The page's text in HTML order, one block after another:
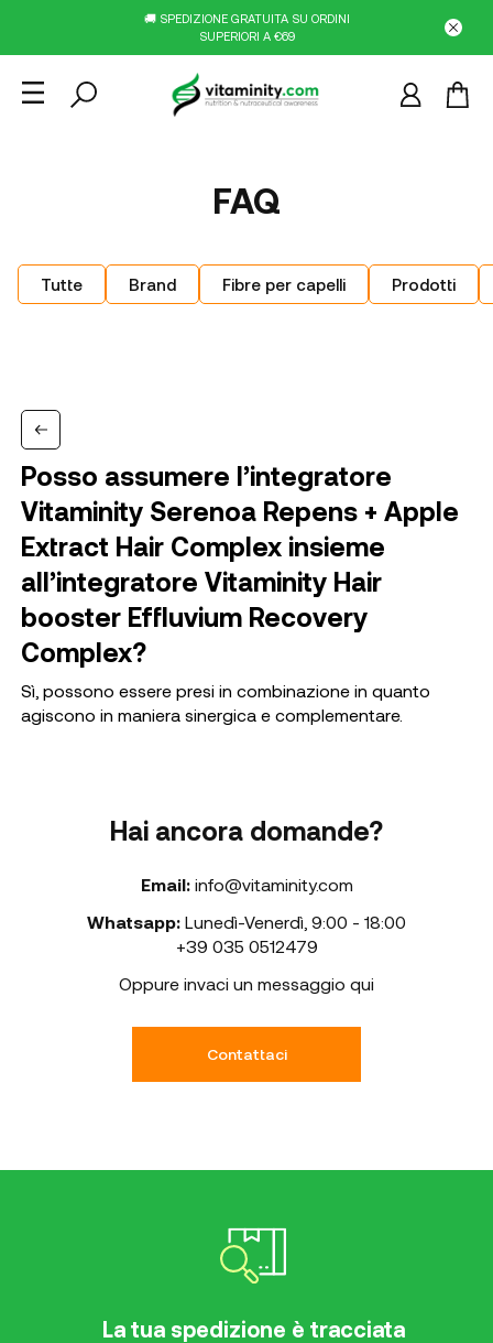
🚚 SPEDIZIONE GRATUITA SU ORDINI
SUPERIORI A €69
FAQ
Tutte Brand Fibre per capelli Prodotti
Posso assumere l’integratore
Vitaminity Serenoa Repens + Apple
Extract Hair Complex insieme
all’integratore Vitaminity Hair
booster Effluvium Recovery
Complex?
Sì, possono essere presi in combinazione in quanto
agiscono in maniera sinergica e complementare.
Hai ancora domande?
Email: info@vitaminity.com
Whatsapp: Lunedì-Venerdì 9:00 - 18:00
+39 035 0512479
Oppure invaci un messaggio qui
Contattaci
La tua spedizione è tracciata